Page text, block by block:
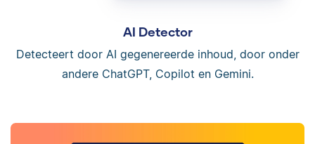
AI Detector
Detecteert door AI gegenereerde inhoud, door onder
andere ChatGPT, Copilot en Gemini.